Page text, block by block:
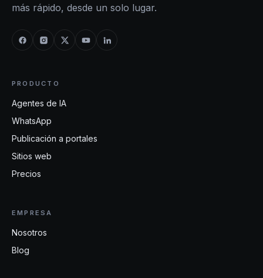
más rápido, desde un solo lugar.
PRODUCTO
Agentes de IA
WhatsApp
Publicación a portales
Sitios web
Precios
EMPRESA
Nosotros
Blog